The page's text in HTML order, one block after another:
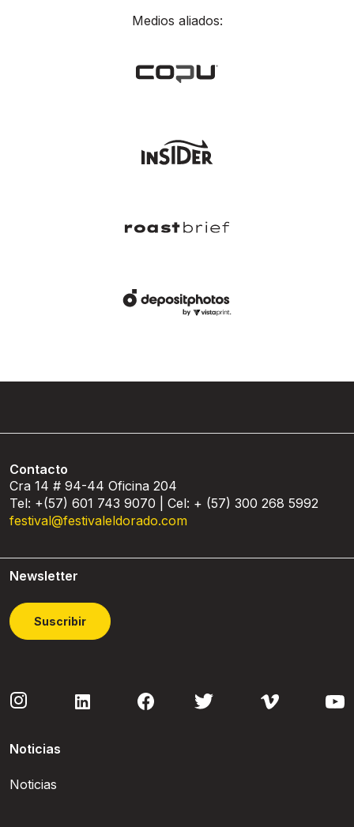
Medios aliados:
Contacto
Cra 14 # 94-44 Oficina 204
Tel: +(57) 601 743 9070 | Cel: + (57) 300 268 5992
festival@festivaleldorado.com
Newsletter
Suscribir
Noticias
Noticias